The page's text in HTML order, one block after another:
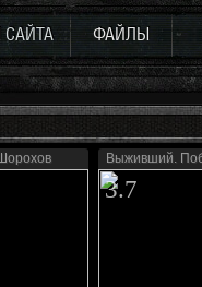
ФАЙЛЫ
Выживший.
3.7